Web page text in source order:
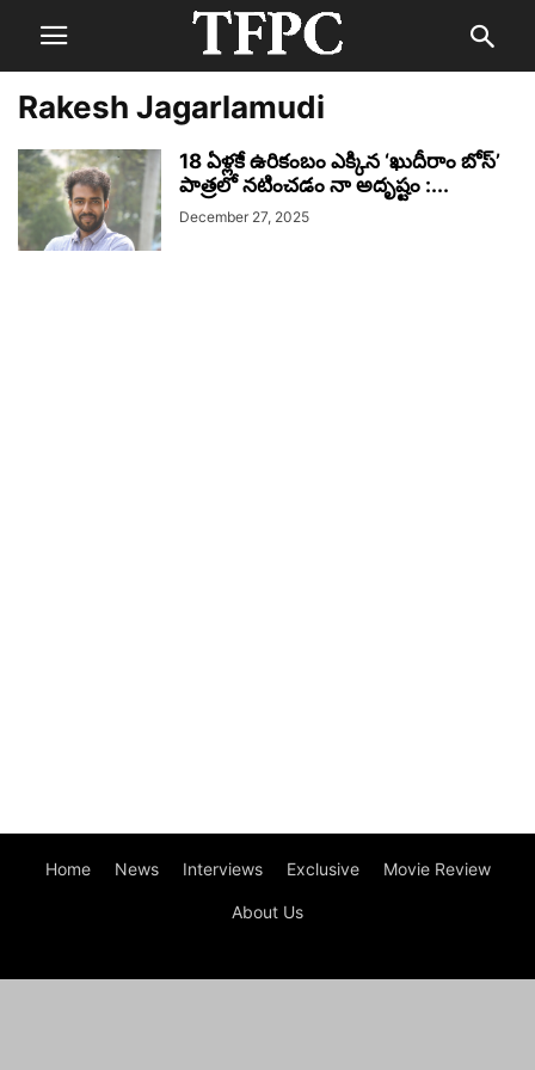
Rakesh Jagarlamudi
18 ఏళ్లకే ఉరికంబం ఎక్కిన ‘ఖుదీరాం బోస్’
పాత్రలో నటించడం నా అదృష్టం :...
December 27, 2025
Home News Interviews Exclusive Movie Review
About Us